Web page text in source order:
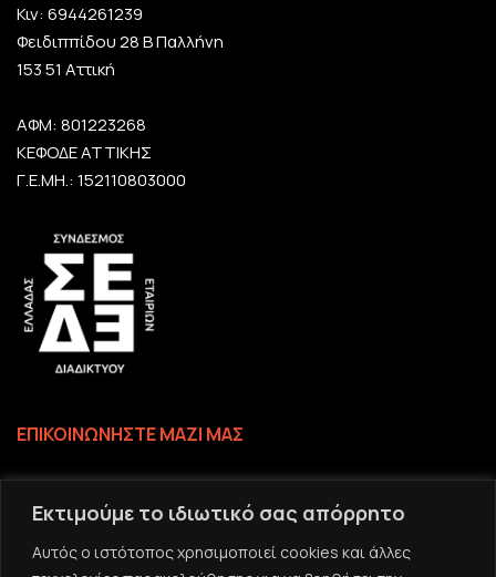
Εκτιμούμε το ιδιωτικό σας απόρρητο
Αυτός ο ιστότοπος χρησιμοποιεί cookies και άλλες
Κιν: 6944261239
Φειδιππίδου 28 Β Παλλήνη
153 51 Αττική
ΑΦΜ: 801223268
ΚΕΦΟΔΕ ΑΤΤΙΚΗΣ
Γ.Ε.ΜΗ.: 152110803000
ΕΠΙΚΟΙΝΩΝΗΣΤΕ ΜΑΖΙ ΜΑΣ
Επικοινωνία
Το email σας